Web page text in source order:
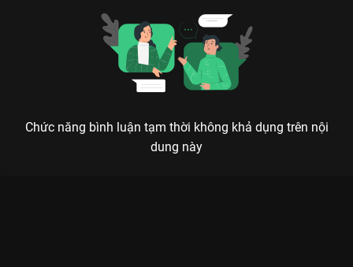
Chức năng bình luận tạm thời không khả dụng trên nội
dung này